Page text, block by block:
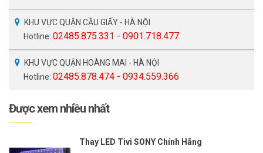
KHU VỰC QUẬN CẦU GIẤY - HÀ NỘI
Hotline: 02485.875.331 - 0901.718.477
KHU VỰC QUẬN HOÀNG MAI - HÀ NỘI
Hotline: 02485.878.474 - 0934.559.366
Được xem nhiều nhất
Thay LED Tivi SONY Chính Hãng